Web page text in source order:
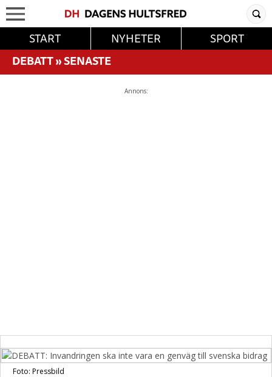
START NYHETER
SPORT
DEBATT»SENASTE
Annons:
Foto: Pressbild